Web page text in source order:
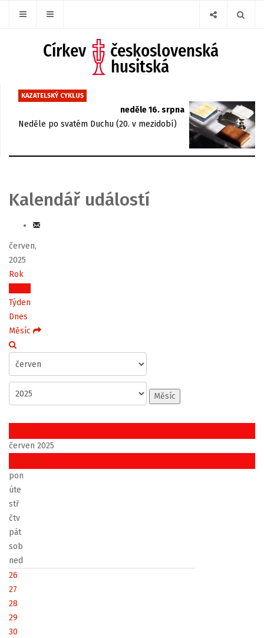
KAZATELSKÝ CYKLUS
neděle 16. srpna
Neděle po svatém Duchu (20. v mezidobí)
Kalendář událostí
červen,
2025
Rok
Měsíc
Týden
Dnes
Měsíc
Měsíc
květen
červen 2025
červenec
pon
úte
stř
čtv
pát
sob
ned
26
27
28
29
30